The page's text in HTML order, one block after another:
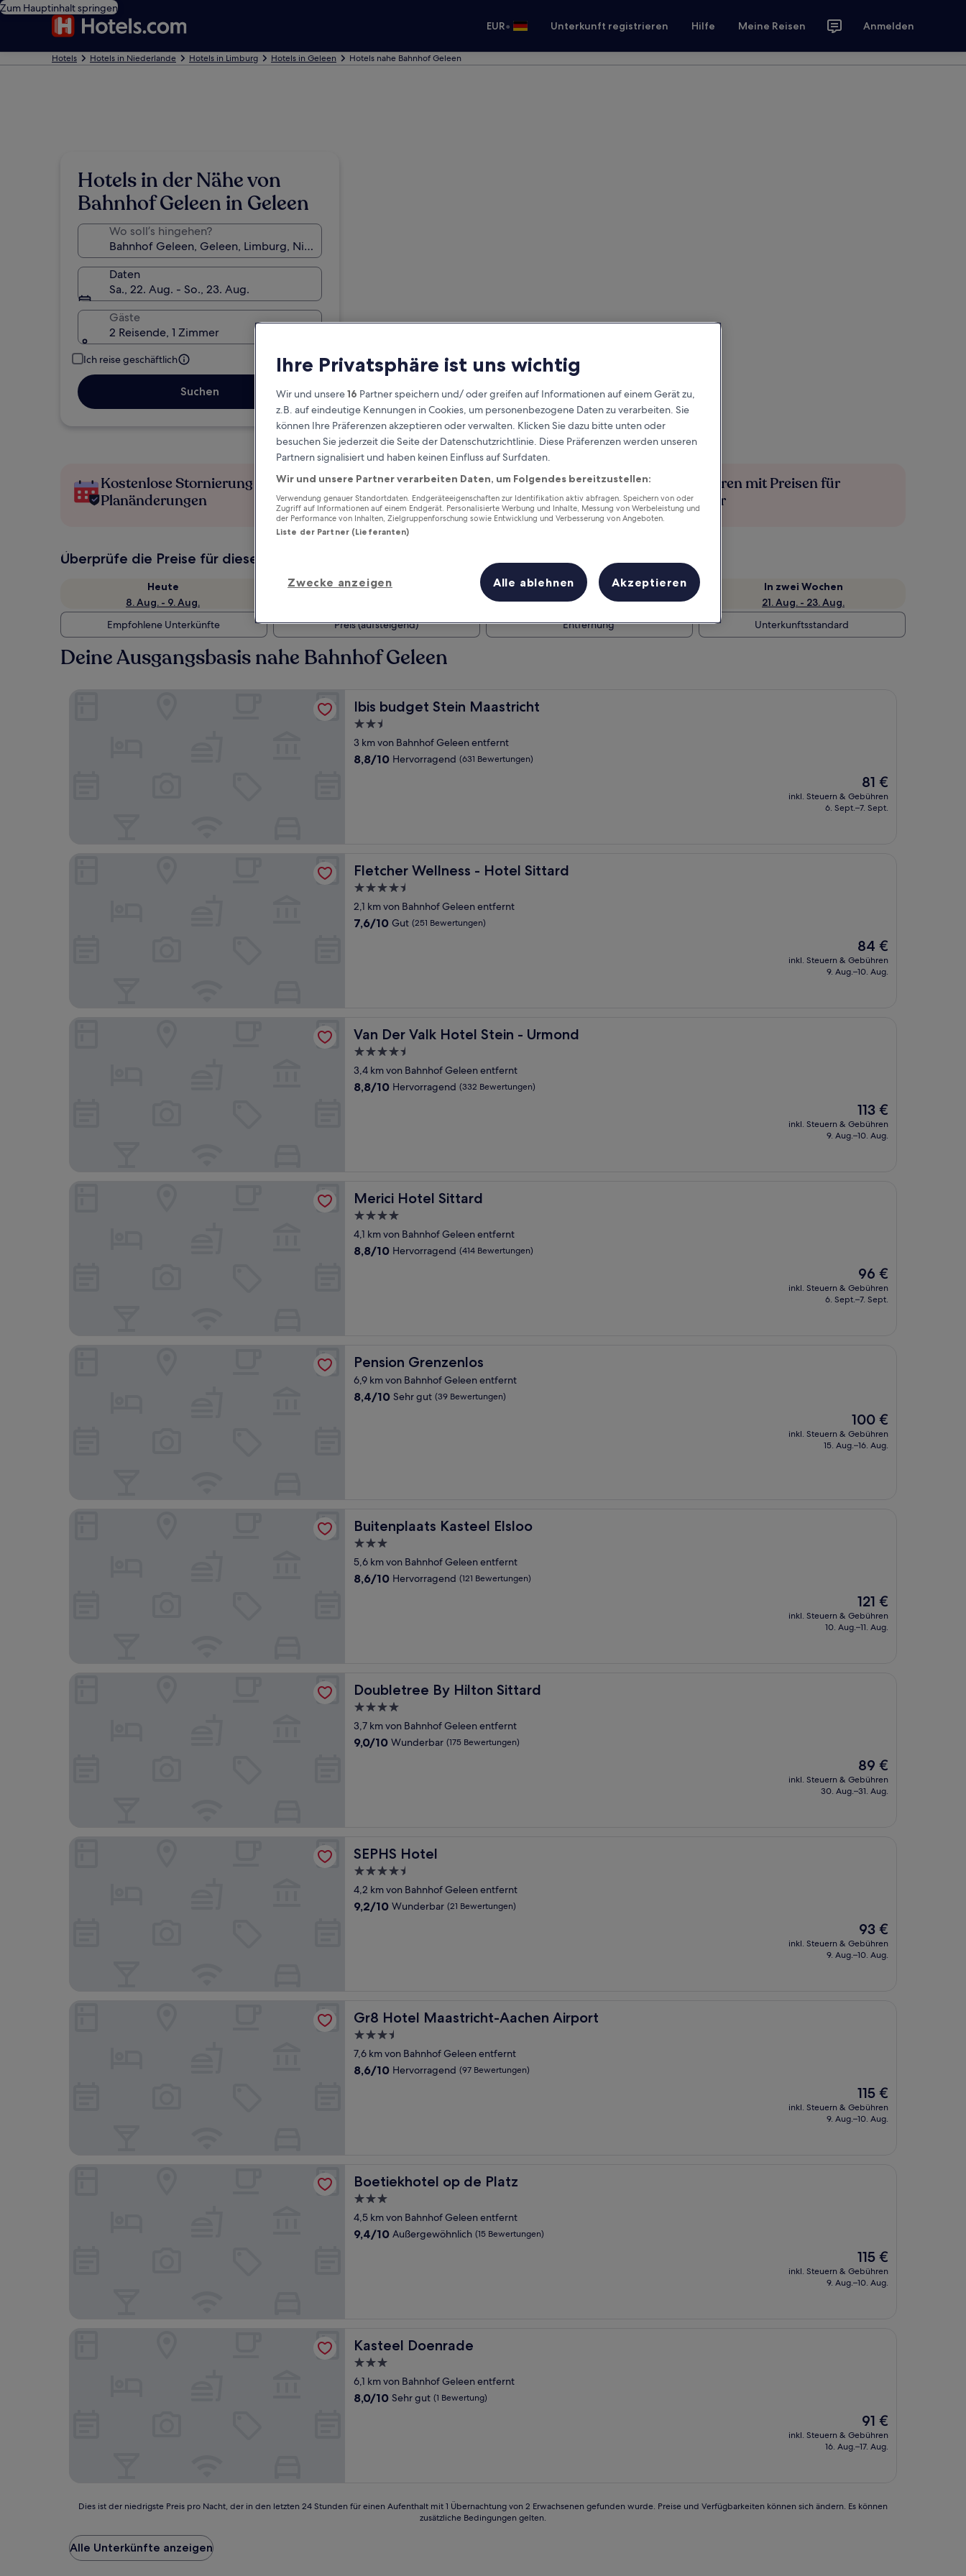
Zum Hauptinhalt springen
EUR• Unterkunft registrieren Hilfe Meine Reisen Anmelden
Hotels Hotels in Niederlande Hotels in Limburg Hotels in Geleen Hotels nahe Bahnhof Geleen
Hotels in der Nähe von
Bahnhof Geleen in Geleen
Wo soll’s hingehen?
Daten
Sa., 22. Aug. - So., 23. Aug.
Gäste
2 Reisende, 1 Zimmer
Ich reise geschäftlich
Suchen
Kostenlose Stornierung bei
Planänderungen
Verdiene Prämien für jede
wahrgenommene Übernachtung
Mehr sparen mit Preisen für
Mitglieder
Überprüfe die Preise für diese Daten
Heute
8. Aug. - 9. Aug.
Morgen
Nächstes Wochenende
14. Aug. - 16. Aug.
In zwei Wochen
21. Aug. - 23. Aug.
Empfohlene Unterkünfte
Preis (aufsteigend) Entfernung Unterkunftsstandard
Deine Ausgangsbasis nahe Bahnhof Geleen
Ibis budget Stein Maastricht
Ibis budget Stein Maastricht
2.5-
Sterne-
Unterkunft
3 km von Bahnhof Geleen entfernt
8.8
8,8/10 Hervorragend (631 Bewertungen)
Der
Preis
beträgt
81 €
inkl. Steuern & Gebühren
6. Sept.–7. Sept.
Fletcher Wellness - Hotel Sittard
Fletcher Wellness - Hotel Sittard
4.5-
Sterne-
Unterkunft
2,1 km von Bahnhof Geleen entfernt
7.6
7,6/10 Gut (251 Bewertungen)
Der
Preis
beträgt
84 €
inkl. Steuern & Gebühren
9. Aug.–10. Aug.
Van Der Valk Hotel Stein - Urmond
Van Der Valk Hotel Stein - Urmond
4.5-
Sterne-
Unterkunft
3,4 km von Bahnhof Geleen entfernt
8.8
8,8/10 Hervorragend (332 Bewertungen)
Der
Preis
beträgt
113 €
inkl. Steuern & Gebühren
9. Aug.–10. Aug.
Merici Hotel Sittard
Merici Hotel Sittard
4.0-
Sterne-
Unterkunft
4,1 km von Bahnhof Geleen entfernt
8.8
8,8/10 Hervorragend (414 Bewertungen)
Der
Preis
beträgt
96 €
inkl. Steuern & Gebühren
6. Sept.–7. Sept.
Pension Grenzenlos
Pension Grenzenlos
6,9 km von Bahnhof Geleen entfernt
8.4
8,4/10 Sehr gut (39 Bewertungen)
Der
Preis
beträgt
100 €
inkl. Steuern & Gebühren
15. Aug.–16. Aug.
Buitenplaats Kasteel Elsloo
Buitenplaats Kasteel Elsloo
3.0-
Sterne-
Unterkunft
5,6 km von Bahnhof Geleen entfernt
8.6
8,6/10 Hervorragend (121 Bewertungen)
Der
Preis
beträgt
121 €
inkl. Steuern & Gebühren
10. Aug.–11. Aug.
Doubletree By Hilton Sittard
Doubletree By Hilton Sittard
4.0-
Sterne-
Unterkunft
3,7 km von Bahnhof Geleen entfernt
9.0
9,0/10 Wunderbar (175 Bewertungen)
Der
Preis
beträgt
89 €
inkl. Steuern & Gebühren
30. Aug.–31. Aug.
SEPHS Hotel
SEPHS Hotel
4.5-
Sterne-
Unterkunft
4,2 km von Bahnhof Geleen entfernt
9.2
9,2/10 Wunderbar (21 Bewertungen)
Der
Preis
beträgt
93 €
inkl. Steuern & Gebühren
9. Aug.–10. Aug.
Gr8 Hotel Maastricht-Aachen Airport
Gr8 Hotel Maastricht-Aachen Airport
3.5-
Sterne-
Unterkunft
7,6 km von Bahnhof Geleen entfernt
8.6
8,6/10 Hervorragend (97 Bewertungen)
Der
Preis
beträgt
115 €
inkl. Steuern & Gebühren
9. Aug.–10. Aug.
Boetiekhotel op de Platz
Boetiekhotel op de Platz
3.0-
Sterne-
Unterkunft
4,5 km von Bahnhof Geleen entfernt
9.4
9,4/10 Außergewöhnlich (15 Bewertungen)
Der
Preis
beträgt
115 €
inkl. Steuern & Gebühren
9. Aug.–10. Aug.
Kasteel Doenrade
Kasteel Doenrade
3.0-
Sterne-
Unterkunft
6,1 km von Bahnhof Geleen entfernt
8.0
8,0/10 Sehr gut (1 Bewertung)
Der
Preis
beträgt
91 €
inkl. Steuern & Gebühren
16. Aug.–17. Aug.
Dies
der
niedrigste
Preis
Dies ist der niedrigste Preis pro Nacht, der in den letzten 24 Stunden für einen Aufenthalt mit 1 Übernachtung von 2 Erwachsenen gefunden wurde. Preise und Verfügbarkeiten können sich ändern. Es können
zusätzliche Bedingungen gelten.
Alle Unterkünfte anzeigen
Ihre Privatsphäre ist uns wichtig
Wir und unsere16 Partner speichern und/ oder greifen auf Informationen auf einem Gerät zu,
z.B. auf eindeutige Kennungen in Cookies, um personenbezogene Daten zu verarbeiten. Sie
können Ihre Präferenzen akzeptieren oder verwalten. Klicken Sie dazu bitte unten oder
besuchen Sie jederzeit die Seite der Datenschutzrichtlinie. Diese Präferenzen werden unseren
Partnern signalisiert und haben keinen Einfluss auf Surfdaten.
Wir und unsere Partner verarbeiten Daten, um Folgendes bereitzustellen:
Verwendung genauer Standortdaten. Endgeräteeigenschaften zur Identifikation aktiv abfragen. Speichern von oder
Zugriff auf Informationen auf einem Endgerät. Personalisierte Werbung und Inhalte, Messung von Werbeleistung und
der Performance von Inhalten, Zielgruppenforschung sowie Entwicklung und Verbesserung von Angeboten.
Liste der Partner (Lieferanten)
Zwecke anzeigen Alle ablehnen Akzeptieren